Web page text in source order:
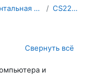
Фундаментальная информатика и ИТ CS221 CA&OS
Свернуть всё
и